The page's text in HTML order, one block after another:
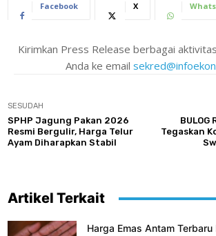
Facebook X
Kirimkan Press Release berbagai
Anda ke email
SESUDAH
SPHP Jagung Pakan 2026
Resmi Bergulir, Harga Telur
Ayam Diharapkan Stabil
BULOG
Tegaskan
Artikel Terkait
Harga Emas Antam